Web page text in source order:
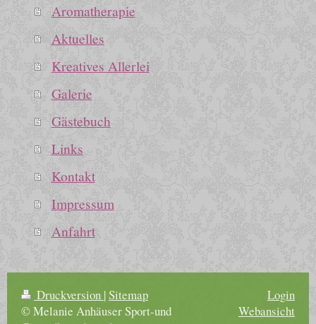
Aromatherapie
Aktuelles
Kreatives Allerlei
Galerie
Gästebuch
Links
Kontakt
Impressum
Anfahrt
Druckversion |Sitemap
© Melanie Anhäuser Sport-und
Login
Webansicht